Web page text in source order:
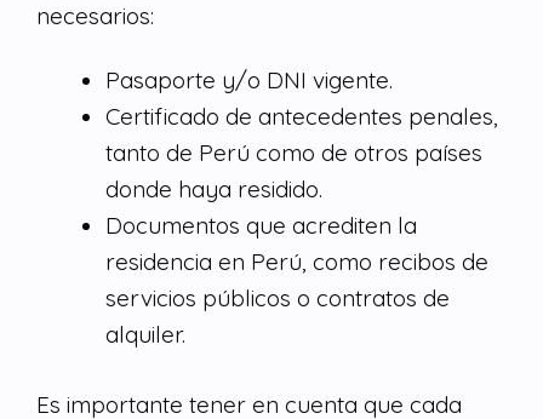
necesarios:
Pasaporte y/o DNI vigente.
Certificado de antecedentes penales,
tanto de Perú como de otros países
donde haya residido.
Documentos que acrediten la
residencia en Perú, como recibos de
servicios públicos o contratos de
alquiler.
Es importante tener en cuenta que cada